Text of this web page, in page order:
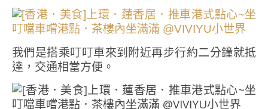
我們是搭乘叮叮車來到附近再步行約二分鐘就抵
達，交通相當方便。